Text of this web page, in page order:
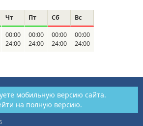
Чт Пт Сб Вс
00:00
24:00
00:00
24:00
00:00
24:00
00:00
24:00
мобильную версию сайта.
на полную версию.